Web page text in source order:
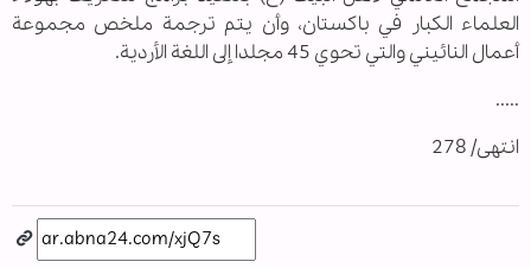
العلماء الكبار في باكستان، وأن يتم ترجمة ملخص مجموعة
أعمال النائيني والتي تحوي 45 مجلدا إلى اللغة الأردية.
.....
انتهى/ 278